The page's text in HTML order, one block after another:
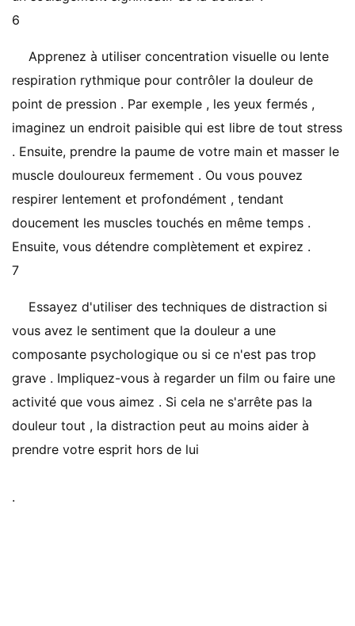
6
Apprenez à utiliser concentration visuelle ou lente
respiration rythmique pour contrôler la douleur de
point de pression . Par exemple , les yeux fermés ,
imaginez un endroit paisible qui est libre de tout stress
. Ensuite, prendre la paume de votre main et masser le
muscle douloureux fermement . Ou vous pouvez
respirer lentement et profondément , tendant
doucement les muscles touchés en même temps .
Ensuite, vous détendre complètement et expirez .
7
Essayez d'utiliser des techniques de distraction si
vous avez le sentiment que la douleur a une
composante psychologique ou si ce n'est pas trop
grave . Impliquez-vous à regarder un film ou faire une
activité que vous aimez . Si cela ne s'arrête pas la
douleur tout , la distraction peut au moins aider à
prendre votre esprit hors de lui
.